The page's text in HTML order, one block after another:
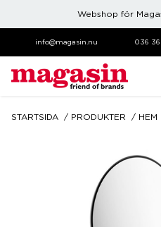
Webshop för
info@magasin.nu 036
STARTSIDA PRODUKTER HEM